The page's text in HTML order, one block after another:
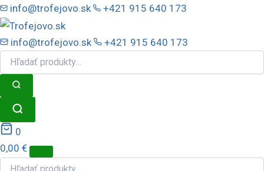
Preskočiť
na
obsah
info@trofejovo.sk +421 915 640 173
info@trofejovo.sk +421 915 640 173
0
0,00 €